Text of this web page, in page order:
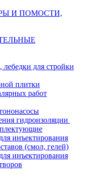
И ПОМОСТИ,
для стройки
плитки
работ
гидроизоляции
инъектирования
(смол, гелей)
инъектирования